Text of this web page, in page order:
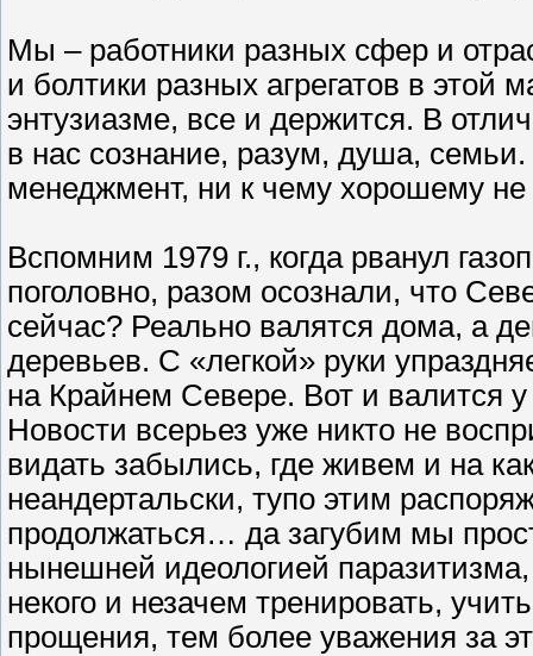
Мы – работники разных сфер и
и болтики разных агрегатов в
энтузиазме, все и держится. В
в нас сознание, разум, душа,
менеджмент, ни к чему хорошему не
Вспомним 1979 г., когда рванул
поголовно, разом осознали, что
сейчас? Реально валятся дома, а
деревьев. С «легкой» руки
на Крайнем Севере. Вот и валится
Новости всерьез уже никто не
видать забылись, где живем и на
неандертальски, тупо этим
продолжаться… да загубим мы
нынешней идеологией паразитизма,
некого и незачем тренировать,
прощения, тем более уважения за